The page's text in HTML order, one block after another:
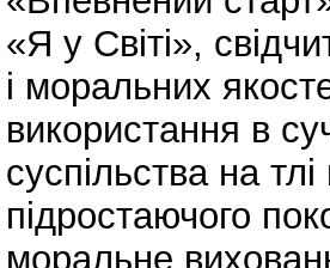
«Я у Світі»,
і моральних
використання в
суспільства на
підростаючого
моральне